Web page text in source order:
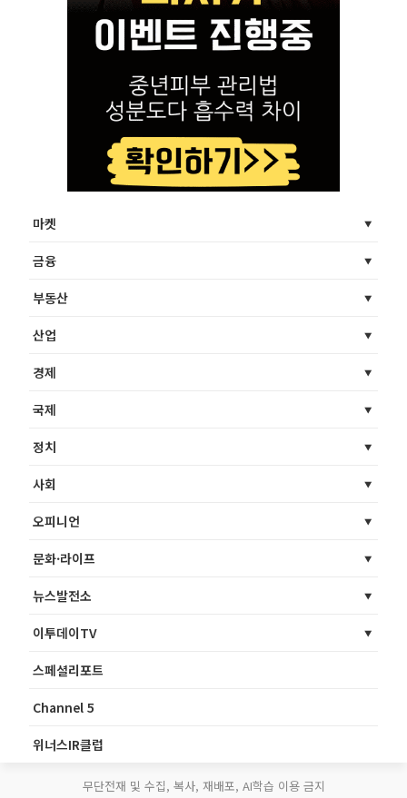
마켓
금융
부동산
산업
경제
국제
정치
사회
오피니언
문화·라이프
뉴스발전소
이투데이TV
스페셜리포트
Channel 5
위너스IR클럽
무단전재 및 수집, 복사, 재배포, AI학습 이용 금지